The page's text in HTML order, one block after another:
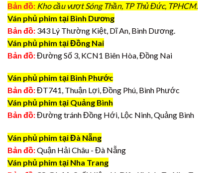
Bản đồ: Kho cầu vượt Sóng Thần, TP Thủ Đức, TPHCM.
Ván phủ phim tại Bình Dương
Bản đồ: 343 Lý Thường Kiệt, Dĩ An, Bình Dương.
Ván phủ phim tại Đồng Nai
Bản đồ:Đường Số 3, KCN1 Biên Hòa, Đồng Nai
Ván phủ phim tại Bình Phước
Bản đồ:ĐT741, Thuận Lợi, Đồng Phú, Bình Phước
Ván phủ phim tại Quảng Bình
Bản đồ:Đường tránh Đồng Hới, Lộc Ninh, Quảng Bình
Ván phủ phim tại Đà Nẵng
Bản đồ:Quận Hải Châu - Đà Nẵng
Ván phủ phim tại Nha Trang